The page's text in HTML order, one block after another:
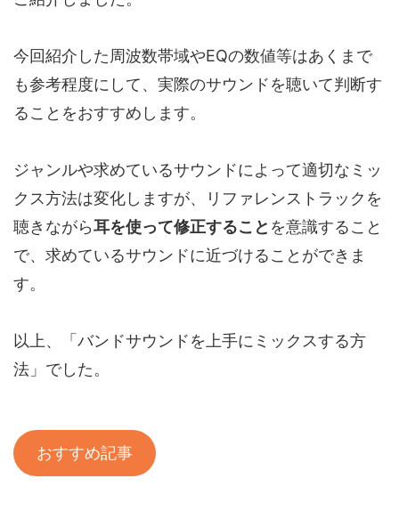
今回紹介した周波数帯域やEQの数値等はあくまで
も参考程度にして、実際のサウンドを聴いて判断す
ることをおすすめします。
ジャンルや求めているサウンドによって適切なミッ
クス方法は変化しますが、リファレンストラックを
聴きながら耳を使って修正すること を意識すること
で、求めているサウンドに近づけることができま
す。
以上、「バンドサウンドを上手にミックスする方
法」でした。
おすすめ記事